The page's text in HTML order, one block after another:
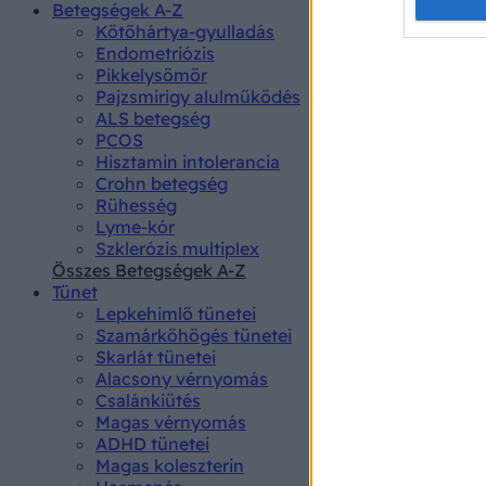
Betegségek A-Z
Kötőhártya-gyulladás
Endometriózis
Pikkelysömör
Pajzsmirigy alulműködés
ALS betegség
PCOS
Hisztamin intolerancia
Crohn betegség
Rühesség
Lyme-kór
Szklerózis multiplex
Összes Betegségek A-Z
Tünet
Lepkehimlő tünetei
Szamárköhögés tünetei
Skarlát tünetei
Alacsony vérnyomás
Csalánkiütés
Magas vérnyomás
ADHD tünetei
Magas koleszterin